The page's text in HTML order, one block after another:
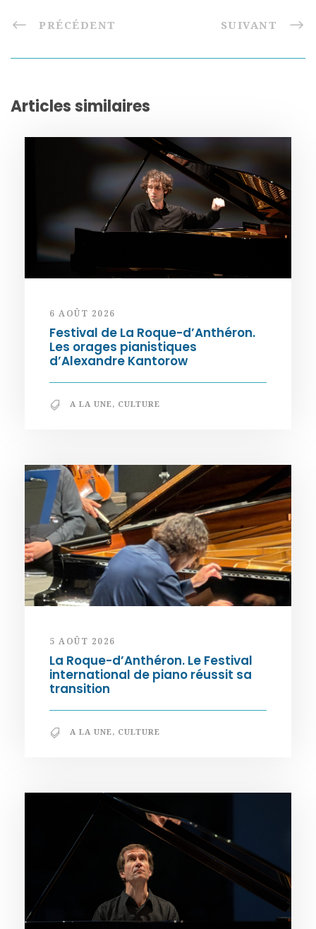
PRÉCÉDENT SUIVANT
Articles similaires
6 AOÛT 2026
Festival de La Roque-d’Anthéron.
Les orages pianistiques
d’Alexandre Kantorow
A LA UNE, CULTURE
5 AOÛT 2026
La Roque-d’Anthéron. Le Festival
international de piano réussit sa
transition
A LA UNE, CULTURE